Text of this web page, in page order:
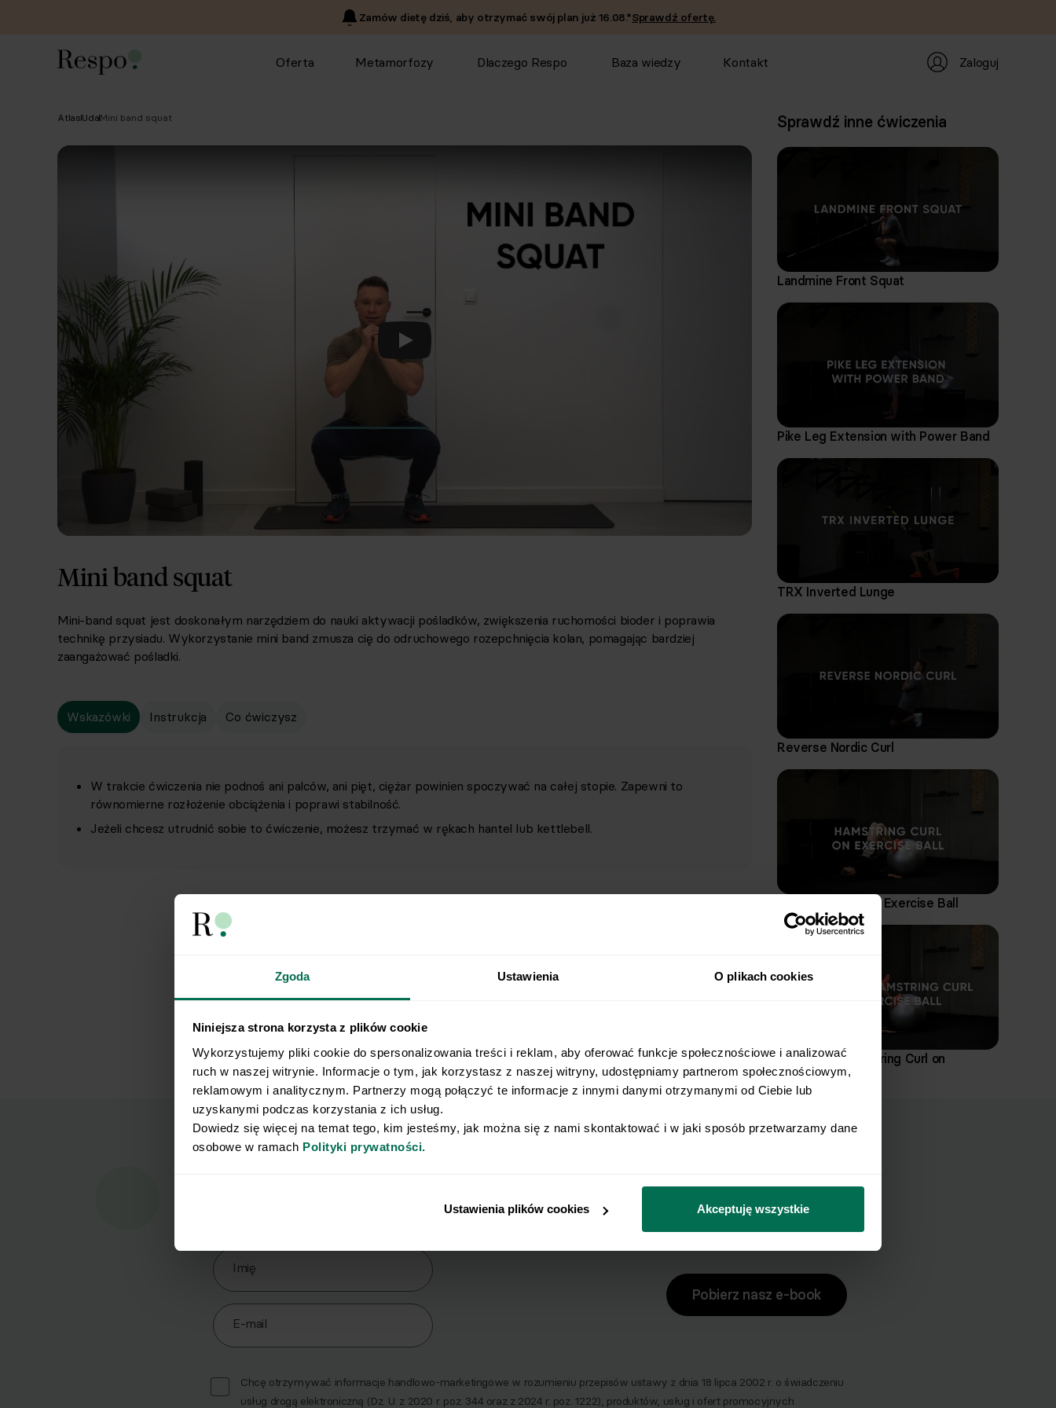
Zgoda Ustawienia O plikach cookies
Niniejsza strona korzysta z plików cookie
Wykorzystujemy pliki cookie do spersonalizowania treści i reklam, aby oferować funkcje społecznościowe i analizować
ruch w naszej witrynie. Informacje o tym, jak korzystasz z naszej witryny, udostępniamy partnerom społecznościowym,
reklamowym i analitycznym. Partnerzy mogą połączyć te informacje z innymi danymi otrzymanymi od Ciebie lub
uzyskanymi podczas korzystania z ich usług.
Dowiedz się więcej na temat tego, kim jesteśmy, jak można się z nami skontaktować i w jaki sposób przetwarzamy dane
osobowe w ramach Polityki prywatności.
Ustawienia plików cookies Akceptuję wszystkie
Zamów dietę dziś, aby otrzymać swój plan już 16.08.*Sprawdź ofertę.
Oferta Metamorfozy Dlaczego Respo Baza wiedzy Kontakt Zaloguj
Atlas UdaMini band squat
Odtwórz
Mini band squat
Mini-band squat jest doskonałym narzędziem do nauki aktywacji pośladków, zwiększenia ruchomości bioder i poprawia
technikę przysiadu. Wykorzystanie mini band zmusza cię do odruchowego rozepchnięcia kolan, pomagając bardziej
zaangażować pośladki.
Wskazówki Instrukcja Co ćwiczysz
W trakcie ćwiczenia nie podnoś ani palców, ani pięt, ciężar powinien spoczywać na całej stopie. Zapewni to
równomierne rozłożenie obciążenia i poprawi stabilność.
Jeżeli chcesz utrudnić sobie to ćwiczenie, możesz trzymać w rękach hantel lub kettlebell.
Pozycja wyjściowa
Załóż gumę mini band na uda, nad stawami
Stań ze stopami rozstawionymi na szerokość
delikatnie na zewnątrz.
Ręce złącz przed klatką piersiową. Zachowaj
Ruch
utrzymuj napiętą gumę mini band.
Zachowaj stabilną pozycję, pilnuj tego, by
Po osiągnięciu docelowego zakresu ruchu
stawy biodrowe i kolanowe.
Sprawdź inne ćwiczenia
Landmine Front Squat
Pike Leg Extension with Power Band
TRX Inverted Lunge
Reverse Nordic Curl
Hamstring Curl on Exercise Ball
Single Leg Hamstring Curl on
Exercise Ball
Pobierz zestaw 10 najskuteczniejszych ćwiczeń na brzuch.
Imię
E-mail
Pobierz nasz e-book
Chcę otrzymywać informacje handlowo-marketingowe w rozumieniu przepisów ustawy z dnia 18 lipca 2002 r. o świadczeniu
usług drogą elektroniczną (Dz. U. z 2020 r. poz. 344 oraz z 2024 r. poz. 1222), produktów, usług i ofert promocyjnych